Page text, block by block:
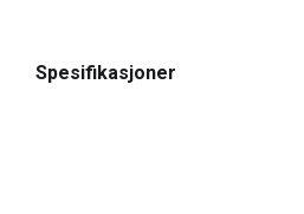
Spesifikasjoner